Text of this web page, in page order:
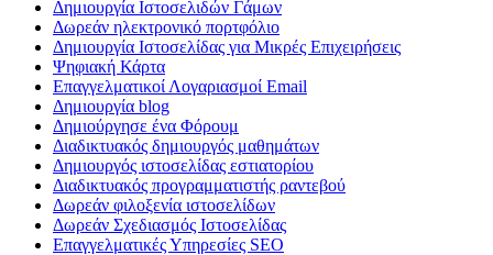
Δημιουργία Ιστοσελιδών Γάμων
Δωρεάν ηλεκτρονικό πορτφόλιο
Δημιουργία Ιστοσελίδας για Μικρές Επιχειρήσεις
Ψηφιακή Κάρτα
Επαγγελματικοί Λογαριασμοί Email
Δημιουργία blog
Δημιούργησε ένα Φόρουμ
Διαδικτυακός δημιουργός μαθημάτων
Δημιουργός ιστοσελίδας εστιατορίου
Διαδικτυακός προγραμματιστής ραντεβού
Δωρεάν φιλοξενία ιστοσελίδων
Δωρεάν Σχεδιασμός Ιστοσελίδας
Επαγγελματικές Υπηρεσίες SEO